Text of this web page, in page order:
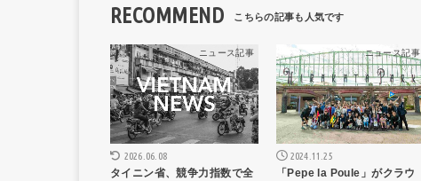
RECOMMEND
ニュース記事
2026.06.08
タイニン省、競争力指数で全
ニュース記事
2024.11.25
「Pepe la Poule」がクラウ